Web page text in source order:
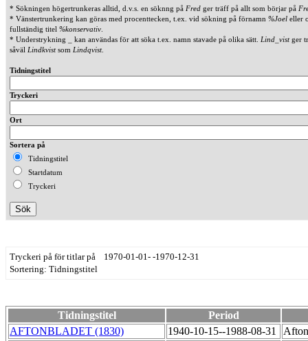
* Sökningen högertrunkeras alltid, d.v.s. en söknng på Fred ger träff på allt som börjar på
* Vänstertrunkering kan göras med procenttecken, t.ex. vid sökning på förnamn %Joel eller
fullständig titel %konservativ
* Understrykning _ kan användas för att söka t.ex. namn stavade på olika sätt. Lind_vistger
såväl Lindkvistsom Lindqvist.
Tidningstitel
Tryckeri
Ort
Sortera på
Tidningstitel
Startdatum
Tryckeri
Tryckeri på för titlar på 1970-01-01- -1970-12-31
Sortering: Tidningstitel
Tidningstitel
Period
AFTONBLADET (1830)
1940-10-15--1988-08-31